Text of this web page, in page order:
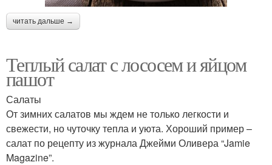
читать дальше →
Теплый салат с лососем и яйцом
пашот
Салаты
От зимних салатов мы ждем не только легкости и
свежести, но чуточку тепла и уюта. Хороший пример –
салат по рецепту из журнала Джейми Оливера “Jamie
Magazine”.